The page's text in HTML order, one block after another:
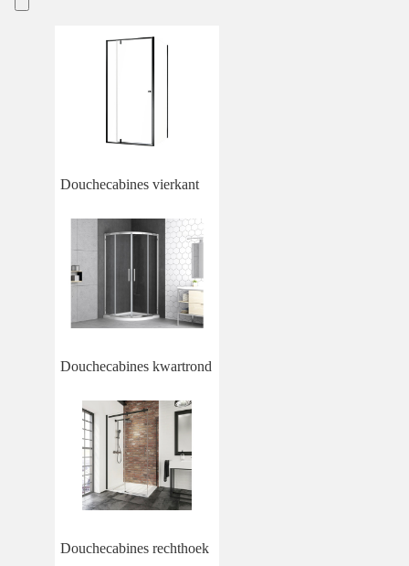
Douchecabines vierkant
Douchecabines kwartrond
Douchecabines rechthoek